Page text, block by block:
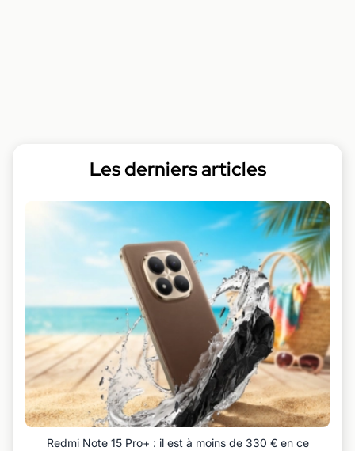
Les derniers articles
Redmi Note 15 Pro+ : il est à moins de 330 € en ce